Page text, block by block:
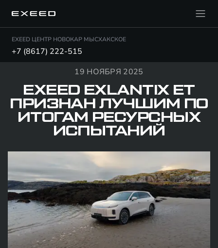
EXEED ЦЕНТР НОВОКАР МЫСХАКСКОЕ
+7 (8617) 222-515
19 НОЯБРЯ 2025
EXEED EXLANTIX ET
ПРИЗНАН ЛУЧШИМ ПО
ИТОГАМ РЕСУРСНЫХ
ИСПЫТАНИЙ